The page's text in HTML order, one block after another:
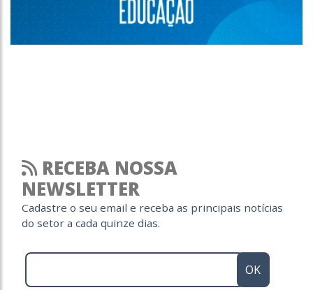
RECEBA NOSSA
NEWSLETTER
Cadastre o seu email e receba as principais notícias
do setor a cada quinze dias.